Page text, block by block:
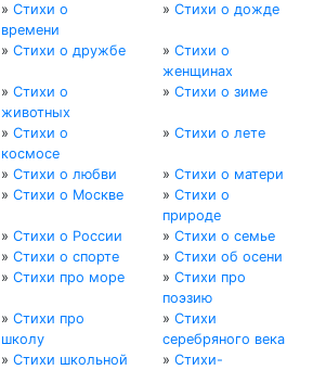
» Стихи о
времени
» Стихи о дожде
» Стихи о дружбе » Стихи о
женщинах
» Стихи о
животных
» Стихи о зиме
» Стихи о
космосе
» Стихи о лете
» Стихи о любви » Стихи о матери
» Стихи о Москве » Стихи о
природе
» Стихи о России » Стихи о семье
» Стихи о спорте » Стихи об осени
» Стихи про море » Стихи про
поэзию
» Стихи про
школу
» Стихи
серебряного века
» Стихи школьной
» Стихи-